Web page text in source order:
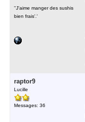
''J'aime manger des sushis
bien frais'.'
raptor9
Lucille
Messages: 36